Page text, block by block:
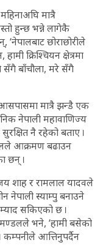
मात्रै
हुन्छ भन्ने लागेकै
‘नेपालबाट छोराछोरीले
क्रिश्चियन क्षेत्रमा
सँगै बाँचौला, मरे सँगै
मात्रै झन्डै एक
नेपाली महावाणिज्य
नै रहेको बताए ।
आक्रमण बढाउन
छन् ।
शाह र रामलाल यादवले
नेपाली स्याम्पु बनाउने
म्याद सकिएको छ ।
भने, ‘हामी बसेको
कम्पनीले आत्तिनुपर्दैन